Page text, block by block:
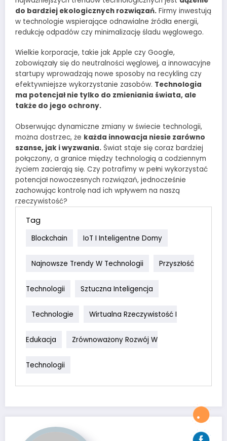
do bardziej ekologicznych rozwiązań. Firmy inwestują
w technologie wspierające odnawialne źródła energii,
redukcję odpadów czy minimalizację śladu węglowego.
Wielkie korporacje, takie jak Apple czy Google,
zobowiązały się do neutralności węglowej, a innowacyjne
startupy wprowadzają nowe sposoby na recykling czy
efektywniejsze wykorzystanie zasobów. Technologia
ma potencjał nie tylko do zmieniania świata, ale
także do jego ochrony.
Obserwując dynamiczne zmiany w świecie technologii,
można dostrzec, że każda innowacja niesie zarówno
szanse, jak i wyzwania. Świat staje się coraz bardziej
połączony, a granice między technologią a codziennym
życiem zacierają się. Czy potrafimy w pełni wykorzystać
potencjał nowoczesnych rozwiązań, jednocześnie
zachowując kontrolę nad ich wpływem na naszą
rzeczywistość?
Tag
Blockchain IoT I Inteligentne Domy
Najnowsze Trendy W Technologii Przyszłość
Technologii Sztuczna Inteligencja
Technologie Wirtualna Rzeczywistość I
Edukacja Zrównoważony Rozwój W
Technologii